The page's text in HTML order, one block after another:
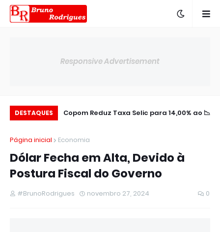
Responsive Advertisement
DESTAQUES
📉 Copom Reduz Taxa Selic para 14,00% ao
🌎 BTG Pactual Amplia Presença na
Negativo no
Página inicial
Economia
Dólar Fecha em Alta, Devido à
Postura Fiscal do Governo
#BrunoRodrigues novembro 27, 2024 0